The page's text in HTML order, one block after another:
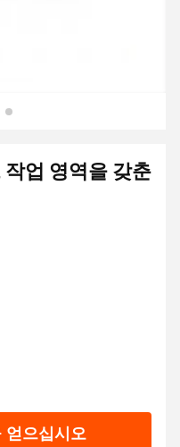
업 영역을 갖춘
얻으십시오